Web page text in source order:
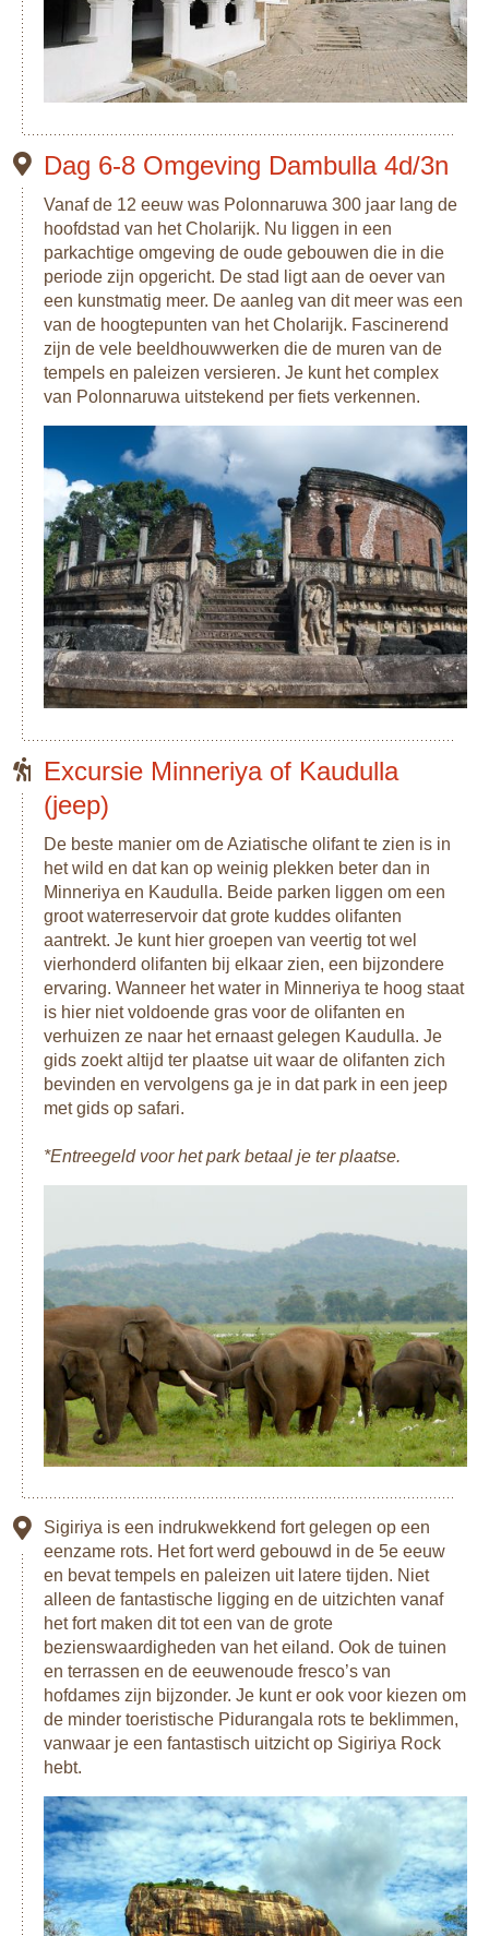
Dag 6-8 Omgeving Dambulla 4d/3n
Vanaf de 12 eeuw was Polonnaruwa 300 jaar lang de
hoofdstad van het Cholarijk. Nu liggen in een
parkachtige omgeving de oude gebouwen die in die
periode zijn opgericht. De stad ligt aan de oever van
een kunstmatig meer. De aanleg van dit meer was een
van de hoogtepunten van het Cholarijk. Fascinerend
zijn de vele beeldhouwwerken die de muren van de
tempels en paleizen versieren. Je kunt het complex
van Polonnaruwa uitstekend per fiets verkennen.
Excursie Minneriya of Kaudulla
(jeep)
De beste manier om de Aziatische olifant te zien is in
het wild en dat kan op weinig plekken beter dan in
Minneriya en Kaudulla. Beide parken liggen om een
groot waterreservoir dat grote kuddes olifanten
aantrekt. Je kunt hier groepen van veertig tot wel
vierhonderd olifanten bij elkaar zien, een bijzondere
ervaring. Wanneer het water in Minneriya te hoog staat
is hier niet voldoende gras voor de olifanten en
verhuizen ze naar het ernaast gelegen Kaudulla. Je
gids zoekt altijd ter plaatse uit waar de olifanten zich
bevinden en vervolgens ga je in dat park in een jeep
met gids op safari.
*Entreegeld voor het park betaal je ter plaatse.
Sigiriya is een indrukwekkend fort gelegen op een
eenzame rots. Het fort werd gebouwd in de 5e eeuw
en bevat tempels en paleizen uit latere tijden. Niet
alleen de fantastische ligging en de uitzichten vanaf
het fort maken dit tot een van de grote
bezienswaardigheden van het eiland. Ook de tuinen
en terrassen en de eeuwenoude fresco’s van
hofdames zijn bijzonder. Je kunt er ook voor kiezen om
de minder toeristische Pidurangala rots te beklimmen,
vanwaar je een fantastisch uitzicht op Sigiriya Rock
hebt.